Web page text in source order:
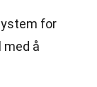
for
med å